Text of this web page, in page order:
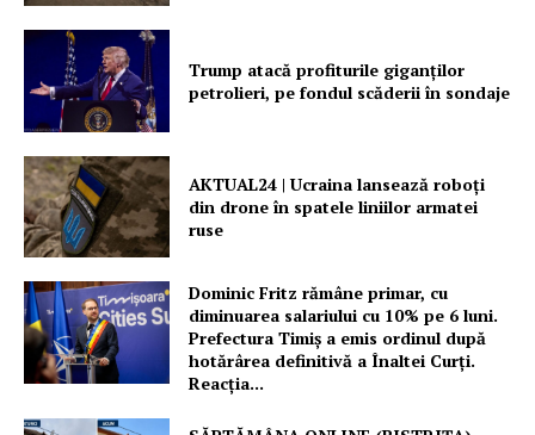
Trump atacă profiturile giganților
petrolieri, pe fondul scăderii în sondaje
AKTUAL24 | Ucraina lansează roboți
din drone în spatele liniilor armatei
ruse
Dominic Fritz rămâne primar, cu
diminuarea salariului cu 10% pe 6 luni.
Prefectura Timiș a emis ordinul după
hotărârea definitivă a Înaltei Curți.
Reacția...